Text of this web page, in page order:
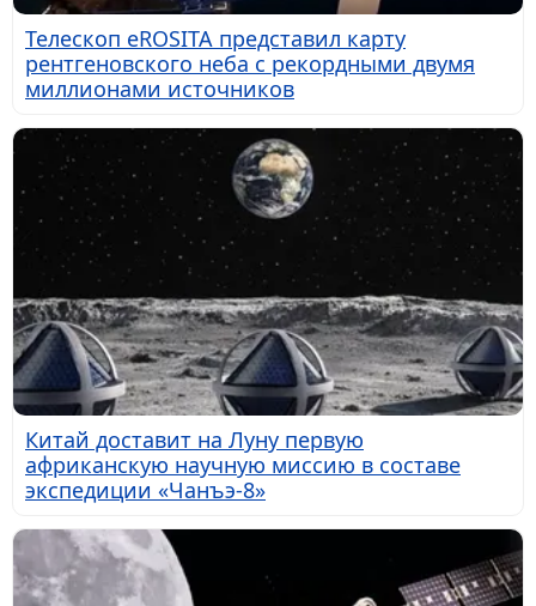
Телескоп eROSITA представил карту
рентгеновского неба с рекордными двумя
миллионами источников
Китай доставит на Луну первую
африканскую научную миссию в составе
экспедиции «Чанъэ-8»